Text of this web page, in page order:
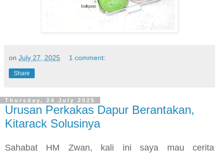
on July 27, 2025 1 comment:
Share
Thursday, 24 July 2025
Urusan Perkakas Dapur Berantakan,
Kitarack Solusinya
Sahabat HM Zwan, kali ini saya mau cerita